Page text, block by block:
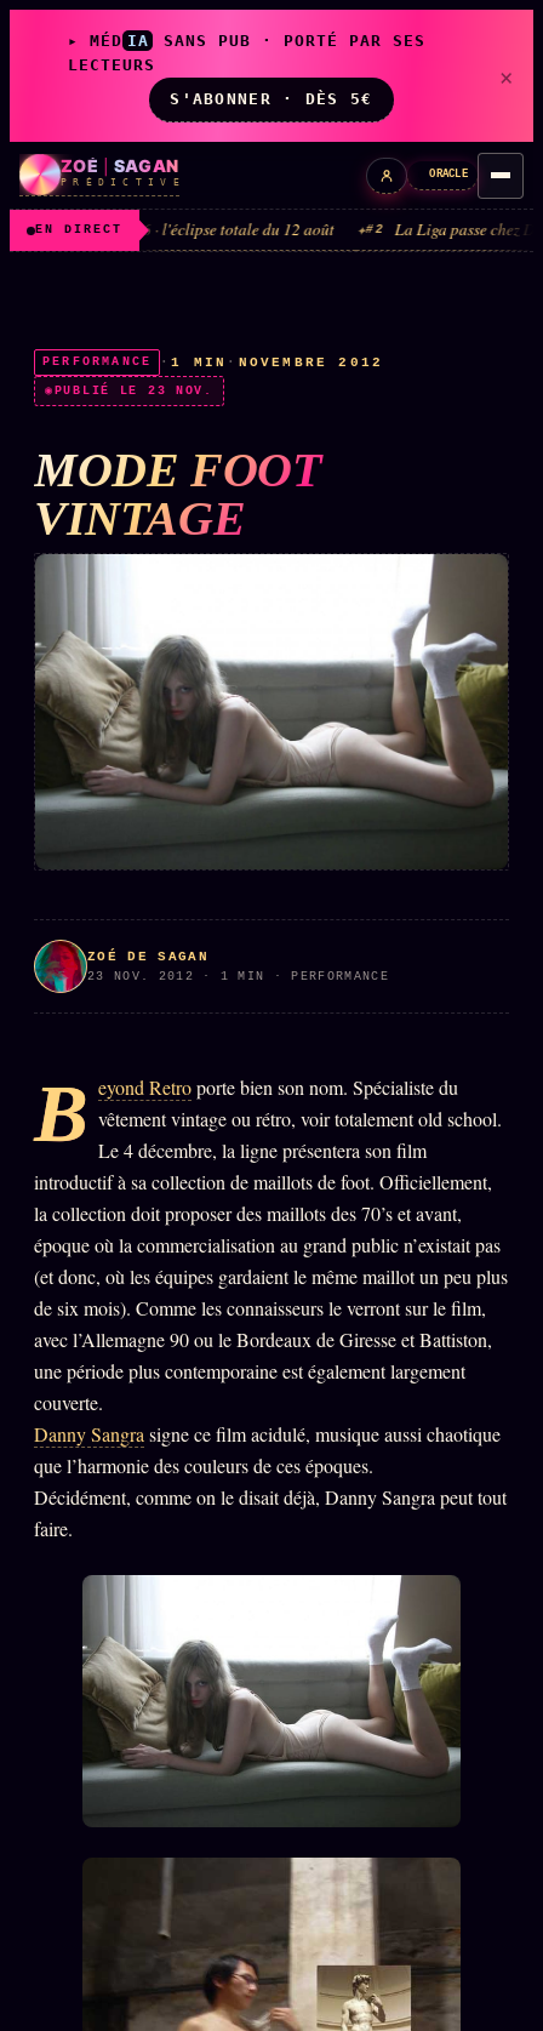
▸ MÉD IA
SANS PUB · PORTÉ PAR SES
LECTEURS
S'ABONNER · DÈS 5€
×
ZOÉ SAGAN
P R É D I C T I V E
ORACLE
z/S
✦ CHAT LIVE · 24/7
A LES AMIS DE ZOÉ
◉ SOCIÉTÉ LITTÉRAIRE
Rubriques éditoriales 10 088 articles
TOUTES LES RUBRIQUES →
DÉTONATIONS POLITIQUE
BUREAU DE
MACRONLEAKS
PRÉDICTIONS INFOFICTION
Chat Oracle
Oracle z/S
Oracle Analyse
Oracle Éclair
Oracle Couples
Oracle Famille
Oracle Parfum
Oracle Anniversaire
Oracle Carte du Jour
Oracle Algorithme
Audit Social
BRAQUAGE 2021
SUSPECTE 2022
EN DIRECT
2026 · l'éclipse totale du 12 août #2 La Liga passe chez DAZN et
PERFORMANCE ·1 MIN · NOVEMBRE 2012
PUBLIÉ LE 23 NOV.
MODE FOOT
VINTAGE
ZOÉ DE SAGAN
23 NOV. 2012 · 1 MIN · PERFORMANCE
B eyond Retroporte bien son nom. Spécialiste du
vêtement vintage ou rétro, voir totalement old school.
Le 4 décembre, la ligne présentera son film
introductif à sa collection de maillots de foot. Officiellement,
la collection doit proposer des maillots des 70’s et avant,
époque où la commercialisation au grand public n’existait pas
(et donc, où les équipes gardaient le même maillot un peu plus
de six mois). Comme les connaisseurs le verront sur le film,
avec l’Allemagne 90 ou le Bordeaux de Giresse et Battiston,
une période plus contemporaine est également largement
couverte.
Danny Sangra signe ce film acidulé, musique aussi chaotique
que l’harmonie des couleurs de ces époques.
Décidément, comme on le disait déjà, Danny Sangra peut tout
faire.